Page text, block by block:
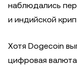
наблюдались
и индийской
Хотя Dogecoin
цифровая